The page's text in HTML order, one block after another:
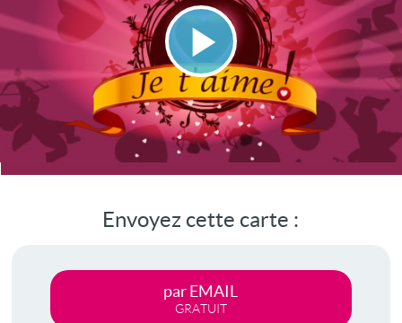
Lire
la
vidéo
Envoyez cette carte :
par EMAIL
GRATUIT